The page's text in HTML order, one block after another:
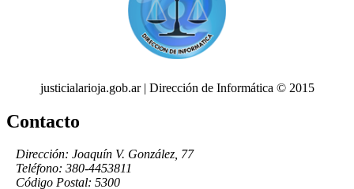
justicialarioja.gob.ar | Dirección de Informática © 2015
Contacto
Dirección: Joaquín V. González, 77
Teléfono: 380-4453811
Código Postal: 5300